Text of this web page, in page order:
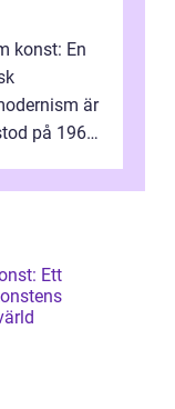
konst: En
är
på 1960-
Ett